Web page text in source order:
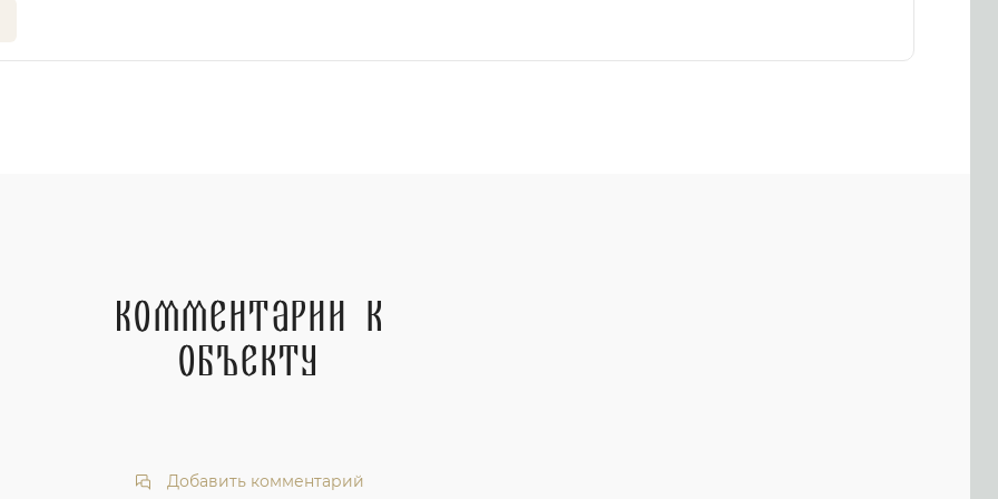
Комментарии к
объекту
Добавить комментарий